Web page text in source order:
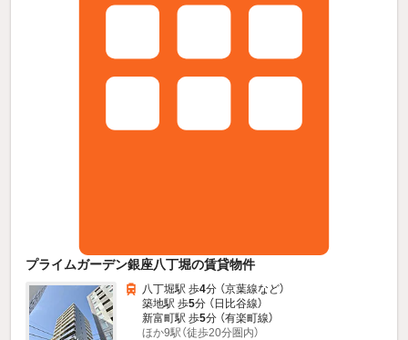
プライムガーデン銀座八丁堀の賃貸物件
八丁堀駅 歩4分 （京葉線など）
築地駅 歩5分 （日比谷線）
新富町駅 歩5分 （有楽町線）
ほか9駅（徒歩20分圏内）